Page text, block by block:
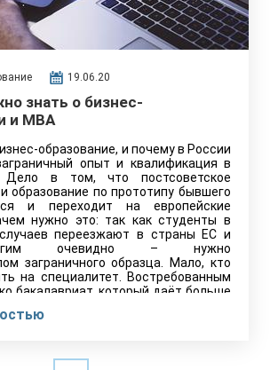
19.06.20
знать о бизнес-
и MBA
образование, и почему в России
опыт и квалификация в
в том, что постсоветское
образование по прототипу бывшего
и переходит на европейские
нужно это: так как студенты в
переезжают в страны ЕС и
очевидно – нужно
заграничного образца. Мало, кто
на специалитет. Востребованным
бакалавриат, который даёт больше